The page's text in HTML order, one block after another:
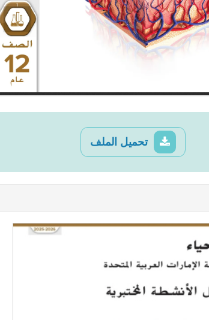
تحميل الملف